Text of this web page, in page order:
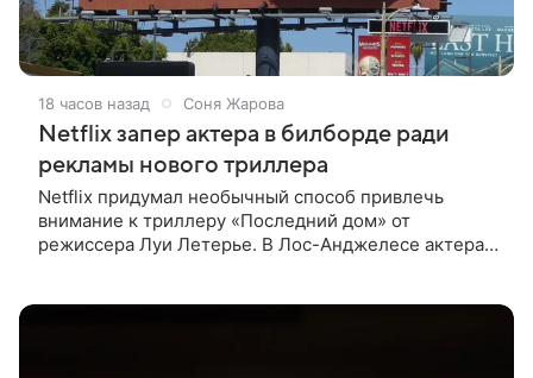
18 часов назад Соня Жарова
Netflix запер актера в билборде ради
рекламы нового триллера
Netflix придумал необычный способ привлечь
внимание к триллеру «Последний дом» от
режиссера Луи Летерье. В Лос-Анджелесе актера